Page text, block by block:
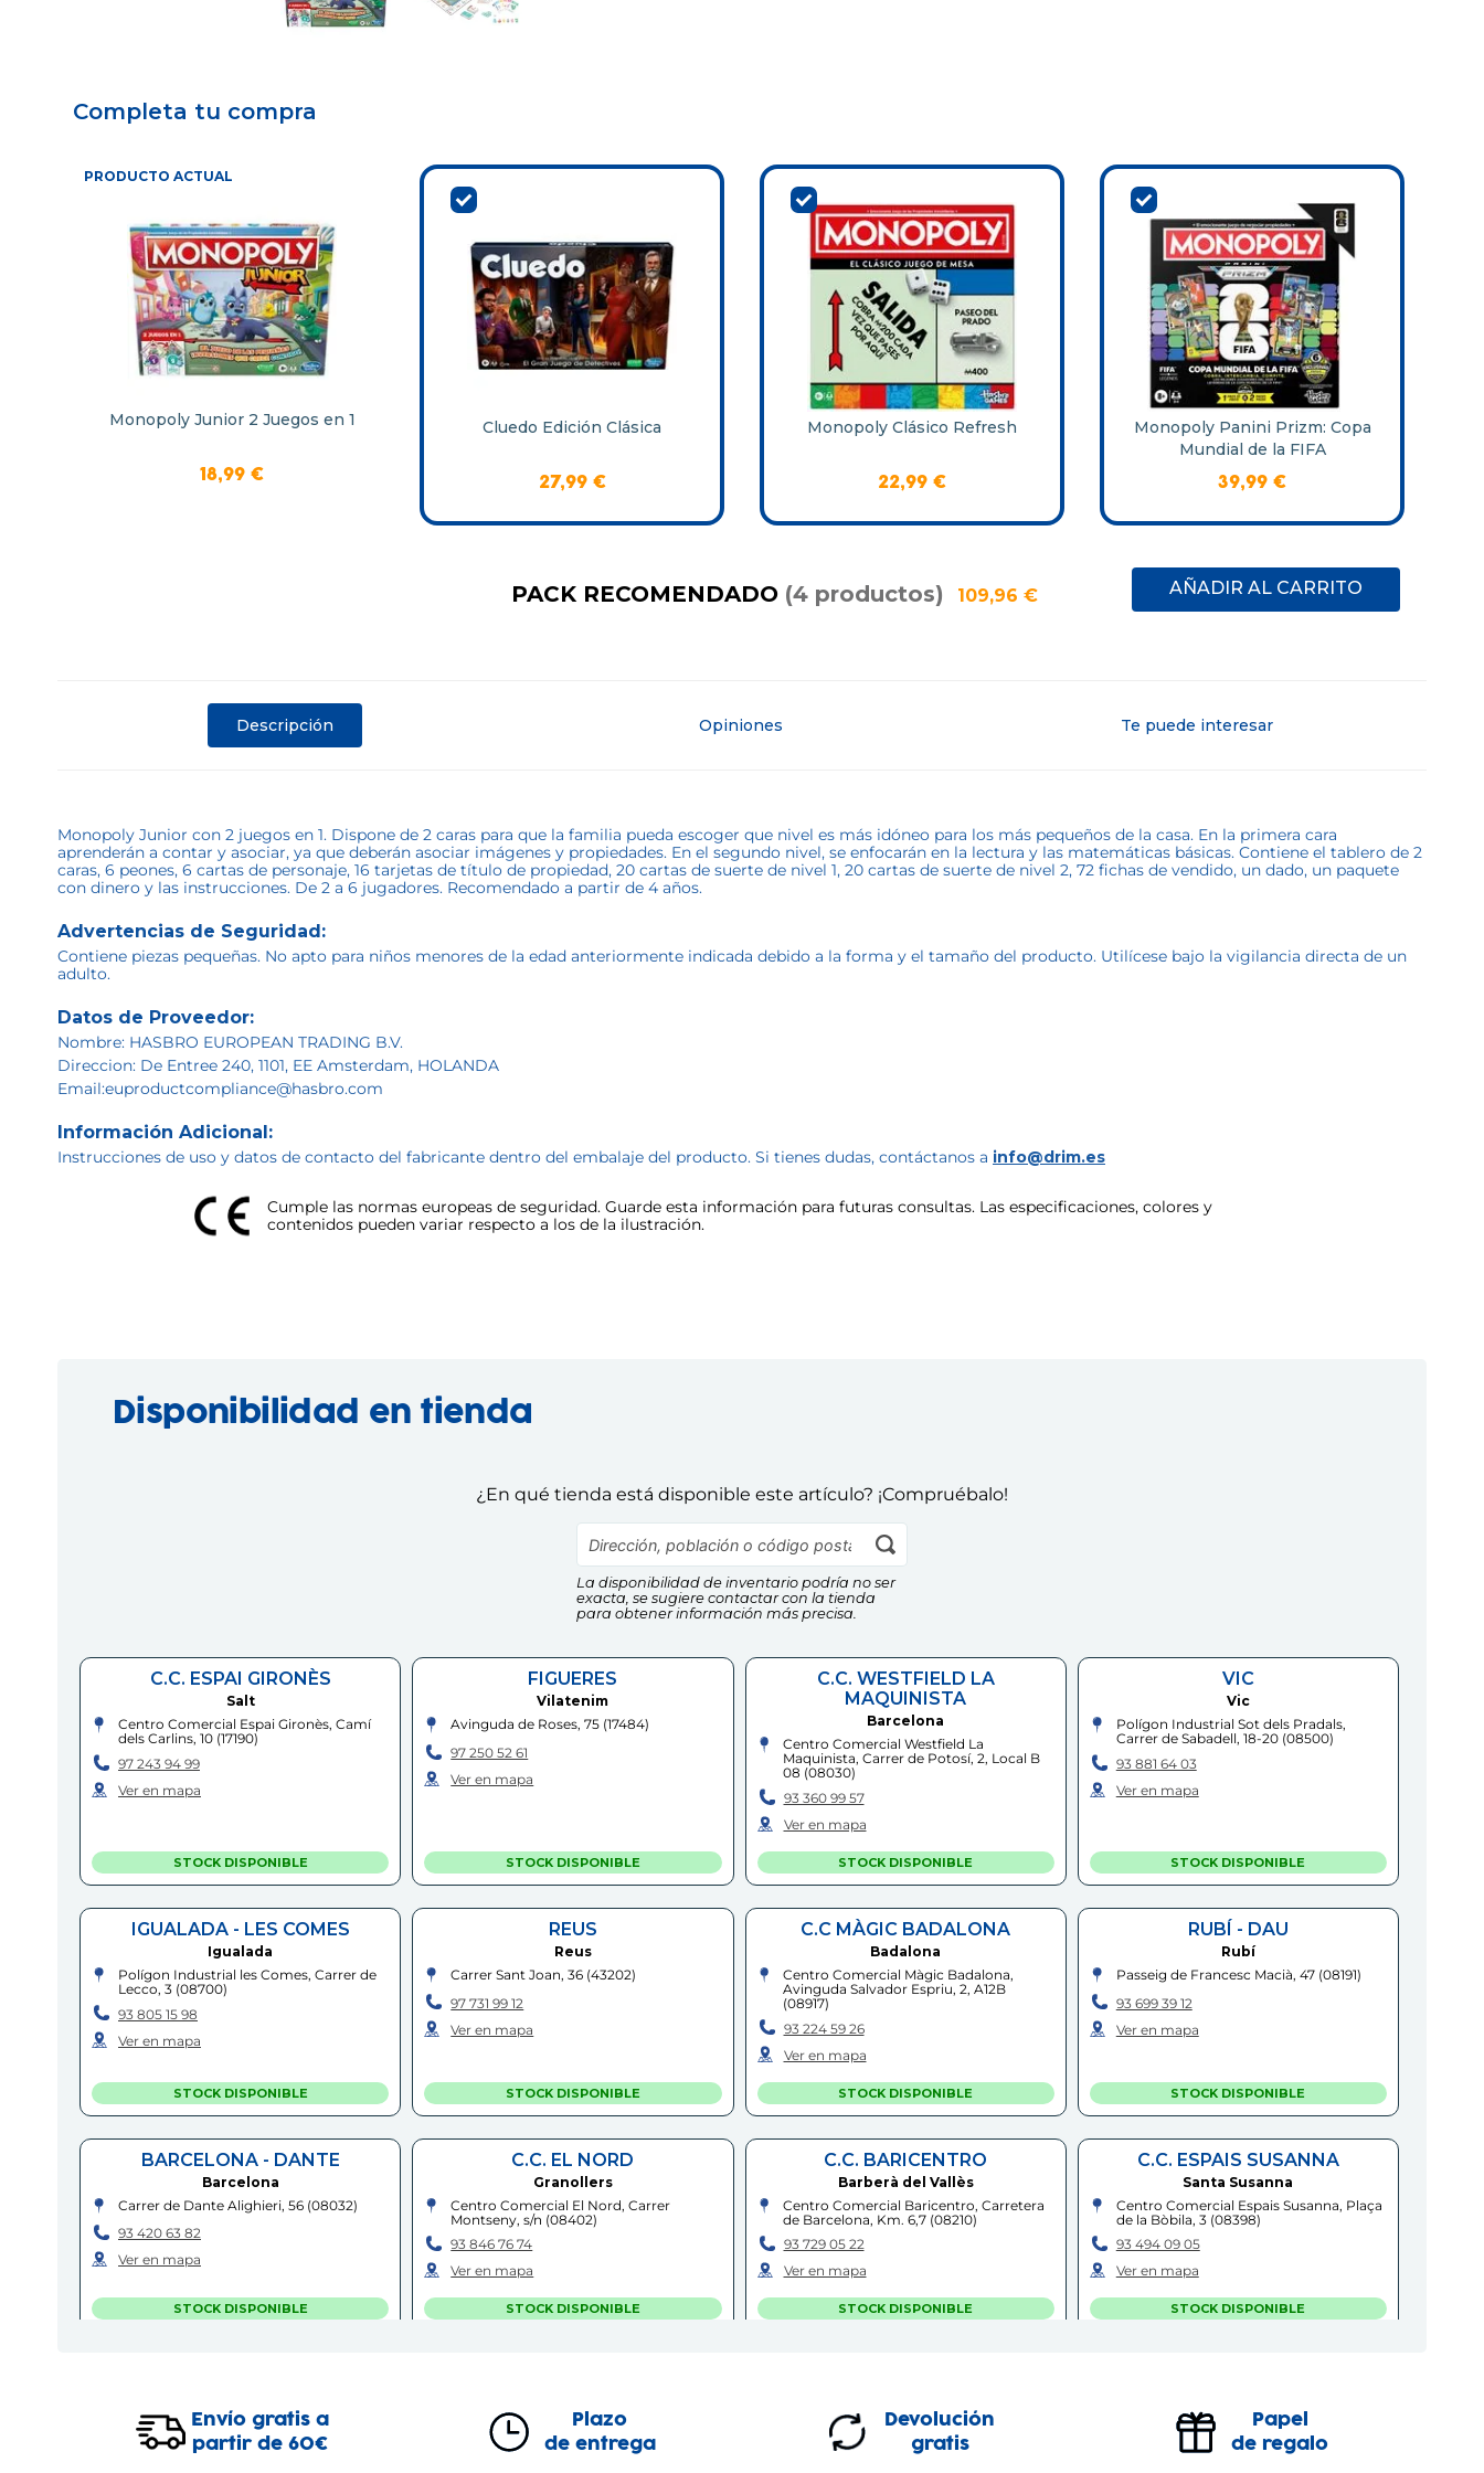
Completa tu compra
PRODUCTO ACTUAL
Monopoly Junior 2 Juegos en 1
18,99 €
Cluedo Edición Clásica
27,99 €
Monopoly Clásico Refresh
22,99 €
Monopoly Panini Prizm: Copa
Mundial de la FIFA
39,99 €
PACK RECOMENDADO (4 productos) 109,96 € AÑADIR AL CARRITO
Descripción Opiniones Te puede interesar
Monopoly Junior con 2 juegos en 1. Dispone de 2 caras para que la familia pueda escoger que nivel es más idóneo para los más pequeños de la casa. En la primera cara
aprenderán a contar y asociar, ya que deberán asociar imágenes y propiedades. En el segundo nivel, se enfocarán en la lectura y las matemáticas básicas. Contiene el tablero de 2
caras, 6 peones, 6 cartas de personaje, 16 tarjetas de título de propiedad, 20 cartas de suerte de nivel 1, 20 cartas de suerte de nivel 2, 72 fichas de vendido, un dado, un paquete
con dinero y las instrucciones. De 2 a 6 jugadores. Recomendado a partir de 4 años.
Advertencias de Seguridad:
Contiene piezas pequeñas. No apto para niños menores de la edad anteriormente indicada debido a la forma y el tamaño del producto. Utilícese bajo la vigilancia directa de un
adulto.
Datos de Proveedor:
Nombre: HASBRO EUROPEAN TRADING B.V.
Direccion: De Entree 240, 1101, EE Amsterdam, HOLANDA
Email:euproductcompliance@hasbro.com
Información Adicional:
Instrucciones de uso y datos de contacto del fabricante dentro del embalaje del producto. Si tienes dudas, contáctanos a info@drim.es
Cumple las normas europeas de seguridad. Guarde esta información para futuras consultas. Las especificaciones, colores y
contenidos pueden variar respecto a los de la ilustración.
Disponibilidad en tienda
¿En qué tienda está disponible este artículo? ¡Compruébalo!
La disponibilidad de inventario podría no ser
exacta, se sugiere contactar con la tienda
para obtener información más precisa.
C.C. ESPAI GIRONÈS
Salt
Centro Comercial Espai Gironès, Camí
dels Carlins, 10(17190)
97 243 94 99
Ver en mapa
STOCK DISPONIBLE
FIGUERES
Vilatenim
Avinguda de Roses, 75 (17484)
97 250 52 61
Ver en mapa
STOCK DISPONIBLE
C.C. WESTFIELD LA
MAQUINISTA
Barcelona
Centro Comercial Westfield La
Maquinista, Carrer de Potosí, 2, Local B
08 (08030)
93 360 99 57
Ver en mapa
STOCK DISPONIBLE
VIC
Vic
Polígon Industrial Sot dels Pradals,
Carrer de Sabadell, 18-20(08500)
93 881 64 03
Ver en mapa
STOCK DISPONIBLE
IGUALADA - LES COMES
Igualada
Polígon Industrial les Comes, Carrer de
Lecco, 3(08700)
93 805 15 98
Ver en mapa
STOCK DISPONIBLE
REUS
Reus
Carrer Sant Joan, 36 (43202)
97 731 99 12
Ver en mapa
STOCK DISPONIBLE
C.C MÀGIC BADALONA
Badalona
Centro Comercial Màgic Badalona,
Avinguda Salvador Espriu, 2, A12B
(08917)
93 224 59 26
Ver en mapa
STOCK DISPONIBLE
RUBÍ - DAU
Rubí
Passeig de Francesc Macià, 47(08191)
93 699 39 12
Ver en mapa
STOCK DISPONIBLE
BARCELONA - DANTE
Barcelona
Carrer de Dante Alighieri, 56(08032)
93 420 63 82
Ver en mapa
STOCK DISPONIBLE
C.C. EL NORD
Granollers
Centro Comercial El Nord, Carrer
Montseny, s/n (08402)
93 846 76 74
Ver en mapa
STOCK DISPONIBLE
C.C. BARICENTRO
Barberà del Vallès
Centro Comercial Baricentro, Carretera
de Barcelona, Km. 6,7 (08210)
93 729 05 22
Ver en mapa
STOCK DISPONIBLE
C.C. ESPAIS SUSANNA
Santa Susanna
Centro Comercial Espais Susanna, Plaça
de la Bòbila, 3(08398)
93 494 09 05
Ver en mapa
STOCK DISPONIBLE
Centro Comercial Splau, Avinguda del
Baix Llobregat, s/n, Local 039-040
08940)
Carrer Pere Llosas, 9 (17800
97 226 94 15
Carretera de Terrassa, 144(08191
93 699 67 16
Rambla Fiveller, 5
08100 )
93 593 03 31
Envío gratis a
partir de 60€
Plazo
de entrega
Devolución
gratis
Papel
de regalo